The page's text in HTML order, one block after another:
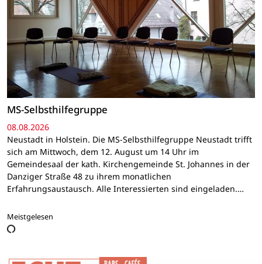
MS-Selbsthilfegruppe
08.08.2026
Neustadt in Holstein. Die MS-Selbsthilfegruppe Neustadt trifft
sich am Mittwoch, dem 12. August um 14 Uhr im
Gemeindesaal der kath. Kirchengemeinde St. Johannes in der
Danziger Straße 48 zu ihrem monatlichen
Erfahrungsaustausch. Alle Interessierten sind eingeladen.…
Meistgelesen